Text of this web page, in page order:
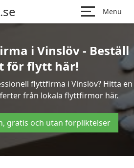
Menu
i Vinslöv - Beställ
för flytt här!
flyttfirma i Vinslöv? Hitta en
från lokala flyttfirmor här.
gratis och utan förpliktelser